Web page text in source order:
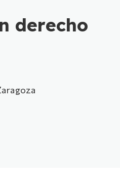
derecho